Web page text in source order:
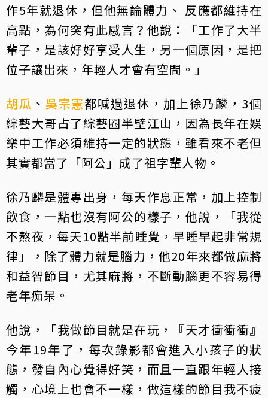
作5年就退休，但他無論體力、 反應都維持在
高點，為何突有此感言？他說：「工作了大半
輩子，是該好好享受人生，另一個原因，是把
位子讓出來，年輕人才會有空間。」
胡瓜 、 吳宗憲都喊過退休，加上徐乃麟，3個
綜藝大哥占了綜藝圈半壁江山，因為長年在娛
樂中工作必須維持一定的狀態，雖看來不老但
其實都當了「阿公」成了祖字輩人物。
徐乃麟是體專出身，每天作息正常，加上控制
飲食，一點也沒有阿公的樣子，他說，「我從
不熬夜，每天10點半前睡覺，早睡早起非常規
律」，除了體力就是腦力，他20年來都做麻將
和益智節目，尤其麻將，不斷動腦更不容易得
老年痴呆。
他說，「我做節目就是在玩，『天才衝衝衝』
今年19年了，每次錄影都會進入小孩子的狀
態，發自內心覺得好笑，而且一直跟年輕人接
觸，心境上也會不一樣，做這樣的節目我不疲